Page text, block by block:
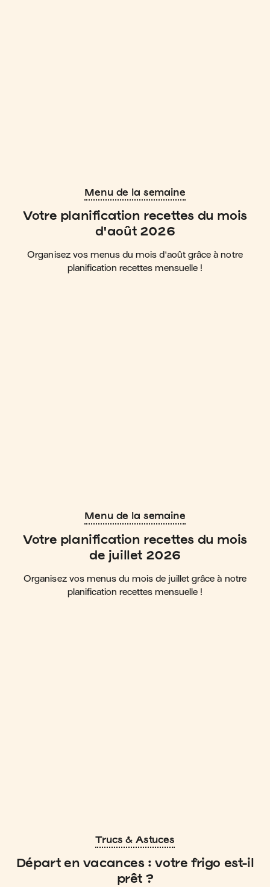
Menu de la semaine
Votre planification recettes du mois
d'août 2026
Organisez vos menus du mois d'août grâce à notre
planification recettes mensuelle !
Menu de la semaine
Votre planification recettes du mois
de juillet 2026
Organisez vos menus du mois de juillet grâce à notre
planification recettes mensuelle !
Trucs & Astuces
Départ en vacances : votre frigo est-il
prêt ?